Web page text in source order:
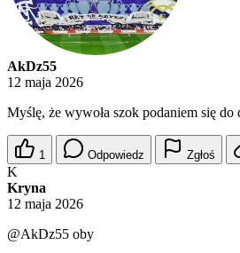
AkDz55
12 maja 2026
Myślę, że wywoła szok podaniem się do
1 Odpowiedz Zgłoś
K
Kryna
12 maja 2026
@AkDz55 oby